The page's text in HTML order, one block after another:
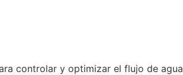
controlar y optimizar el flujo de agua